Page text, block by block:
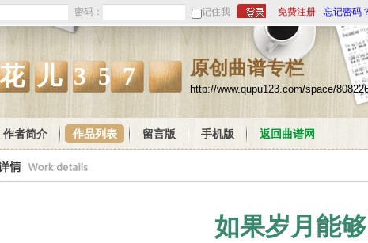
密码： 记住我 免费注册 忘记密码？
儿357 原创曲谱专栏
http://www.qupu123.com/space/
作者简介 作品列表 留言版 手机版 返回曲谱网
如果岁月能